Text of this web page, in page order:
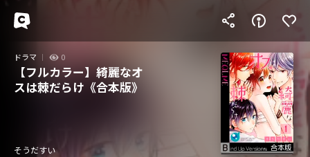
ドラマ 0
【フルカラー】綺麗なオ
スは棘だらけ《合本版》
そうだすい